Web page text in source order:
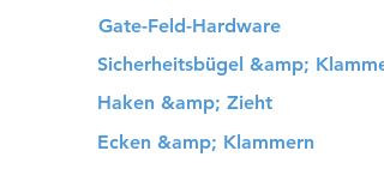
Gate-Feld-Hardware
Sicherheitsbügel &amp; Klammer
Haken &amp; Zieht
Ecken &amp; Klammern